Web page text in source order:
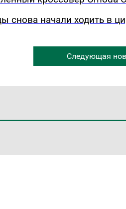
снова начали ходить в
Следующая